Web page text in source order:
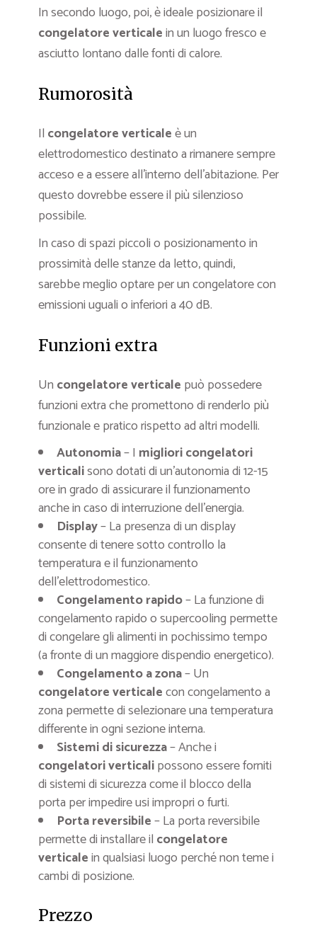
In secondo luogo, poi, è ideale posizionare il
congelatore verticalein un luogo fresco e
asciutto lontano dalle fonti di calore.
Rumorosità
Il congelatore verticaleè un
elettrodomestico destinato a rimanere sempre
acceso e a essere all’interno dell’abitazione. Per
questo dovrebbe essere il più silenzioso
possibile.
In caso di spazi piccoli o posizionamento in
prossimità delle stanze da letto, quindi,
sarebbe meglio optare per un congelatore con
emissioni uguali o inferiori a 40 dB.
Funzioni extra
Un congelatore verticale può possedere
funzioni extra che promettono di renderlo più
funzionale e pratico rispetto ad altri modelli.
Autonomia– I migliori congelatori
verticalisono dotati di un’autonomia di 12-15
ore in grado di assicurare il funzionamento
anche in caso di interruzione dell’energia.
Display– La presenza di un display
consente di tenere sotto controllo la
temperatura e il funzionamento
dell’elettrodomestico.
Congelamento rapido– La funzione di
congelamento rapido o supercooling permette
di congelare gli alimenti in pochissimo tempo
(a fronte di un maggiore dispendio energetico).
Congelamento a zona– Un
congelatore verticalecon congelamento a
zona permette di selezionare una temperatura
differente in ogni sezione interna.
Sistemi di sicurezza– Anche i
congelatori verticalipossono essere forniti
di sistemi di sicurezza come il blocco della
porta per impedire usi impropri o furti.
Porta reversibile– La porta reversibile
permette di installare il congelatore
verticalein qualsiasi luogo perché non teme i
cambi di posizione.
Prezzo